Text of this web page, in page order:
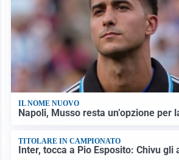
IL NOME NUOVO
Napoli, Musso resta un’opzione per
TITOLARE IN CAMPIONATO
Inter, tocca a Pio Esposito: Chivu gli